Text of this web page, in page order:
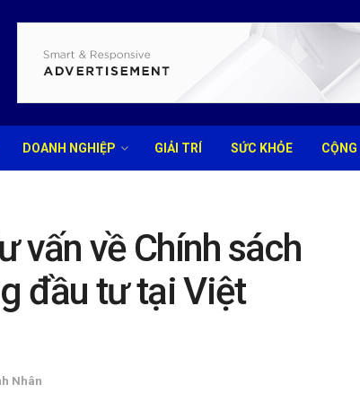
DOANH NGHIỆP GIẢI TRÍ SỨC KHỎE
vấn về Chính sách
đầu tư tại Việt
Nhân